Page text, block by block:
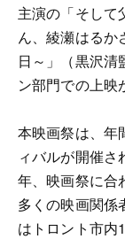
主演の「そして
ん、綾瀬はるか
日～」（黒沢清
ン部門での上映
本映画祭は、年
ィバルが開催
年、映画祭に合
多くの映画関係
はトロント市内